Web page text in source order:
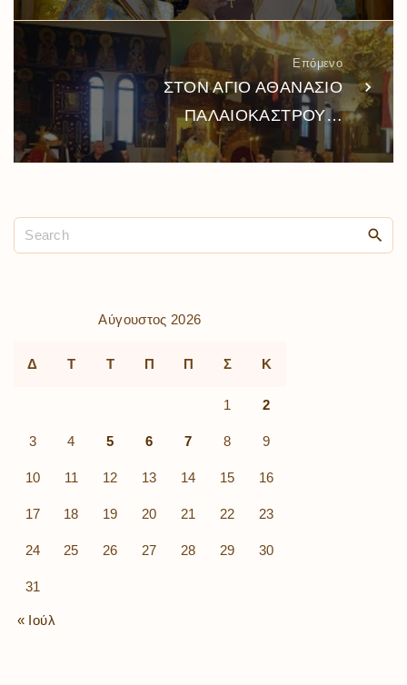
Επόμενο
ΣΤΟΝ ΑΓΙΟ ΑΘΑΝΑΣΙΟ
ΠΑΛΑΙΟΚΑΣΤΡΟΥ…
Αύγουστος 2026
Δ Τ Τ Π Π Σ Κ
1 2
3 4 5 6 7 8 9
10 11 12 13 14 15 16
17 18 19 20 21 22 23
24 25 26 27 28 29 30
31
« Ιούλ